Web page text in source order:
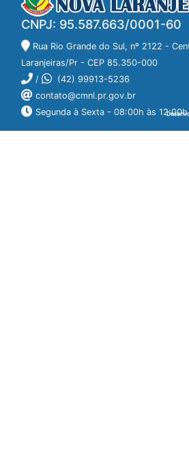
CNPJ: 95.587.663/0001-60
Rua Rio Grande do Sul, nº 2122 -
Laranjeiras/Pr - CEP 85.350-000
/
(42) 99913-5236
contato@cmnl.pr.gov.br
Segunda à Sexta - 08:00h às